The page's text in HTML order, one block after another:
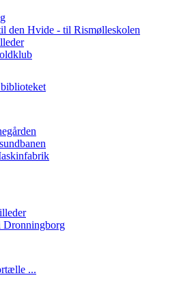
den Hvide - til Rismølleskolen
Dronningborg
...